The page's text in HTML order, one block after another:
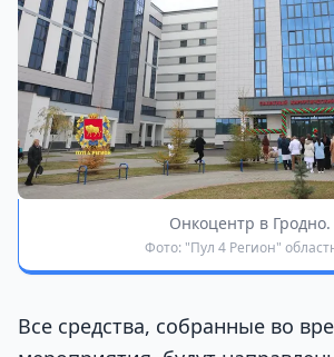
Онкоцентр в Гродно.
Фото: "Пул 4 Регион"
Все средства, собранные во